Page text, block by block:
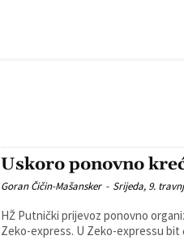
Uskoro ponovno
Goran Čičin-Mašansker - Srijeda, 9.
HŽ Putnički prijevoz ponovno
Zeko-express. U Zeko-expressu bit